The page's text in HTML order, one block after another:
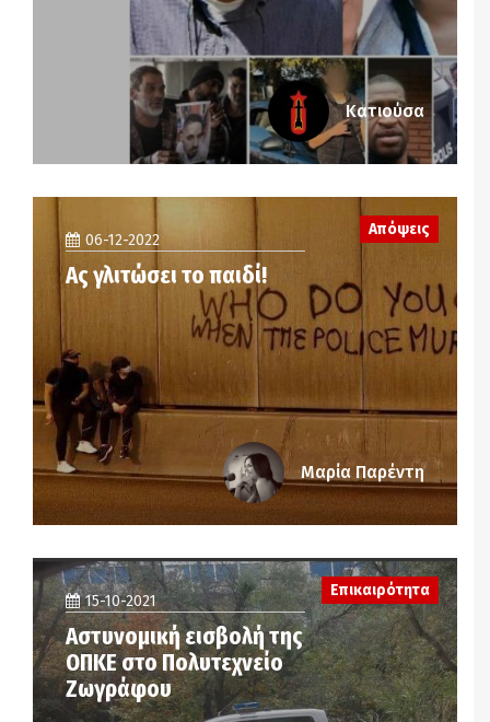
Κατιούσα
06-12-2022
Ας γλιτώσει το παιδί!
Απόψεις
Μαρία Παρέντη
15-10-2021
Αστυνομική εισβολή της
ΟΠΚΕ στο Πολυτεχνείο
Ζωγράφου
Επικαιρότητα